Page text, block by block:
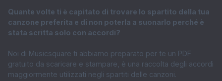
Quante volte ti è capitato di trovare lo spartito della tua
canzone preferita e di non poterla a suonarlo perché è
stata scritta solo con accordi?
Noi di Musicsquare ti abbiamo preparato per te un PDF
gratuito da scaricare e stampare, è una raccolta degli accordi
maggiormente utilizzati negli spartiti delle canzoni.